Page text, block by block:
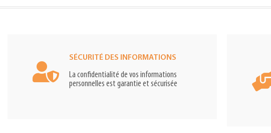
SÉCURITÉ DES INFORMATIONS
La confidentialité de vos informations
personnelles est garantie et sécurisée